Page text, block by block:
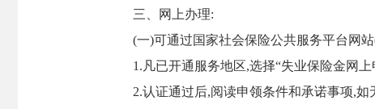
三、网上办理:
(一)可通过国家社会保险公共服务平台网站
1.凡已开通服务地区,选择“失业保险金网
2.认证通过后,阅读申领条件和承诺事项,如